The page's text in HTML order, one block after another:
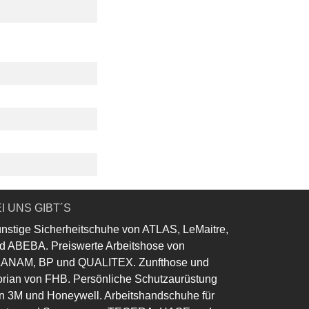
UNS GIBT´S
Sicherheitschuhe von ATLAS, LeMaitre,
ABEBA. Preiswerte Arbeitshose von
BP und QUALITEX. Zunfthose und
von FHB. Persönliche Schutzaurüstung
3M und Honeywell. Arbeitshandschuhe für